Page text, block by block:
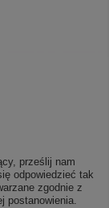
prześlij nam
odpowiedzieć tak
zgodnie z
postanowienia.